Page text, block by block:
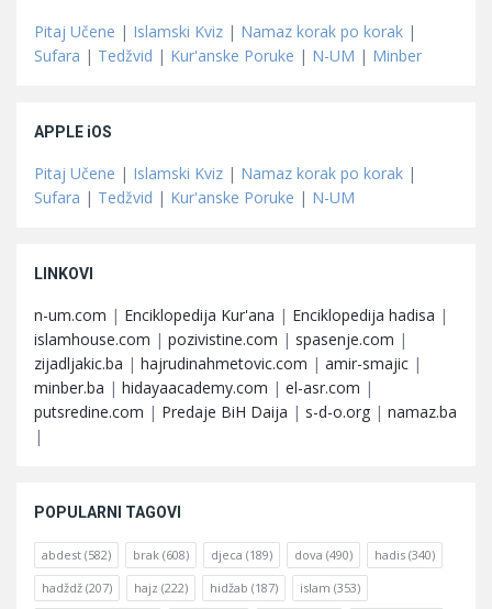
Pitaj Učene | Islamski Kviz | Namaz korak po korak |
Sufara | Tedžvid | Kur'anske Poruke | N-UM | Minber
APPLE iOS
Pitaj Učene | Islamski Kviz | Namaz korak po korak |
Sufara | Tedžvid | Kur'anske Poruke | N-UM
LINKOVI
n-um.com | Enciklopedija Kur'ana | Enciklopedija hadisa |
islamhouse.com | pozivistine.com | spasenje.com |
zijadljakic.ba | hajrudinahmetovic.com | amir-smajic |
minber.ba | hidayaacademy.com | el-asr.com |
putsredine.com | Predaje BiH Daija | s-d-o.org | namaz.ba
|
POPULARNI TAGOVI
abdest (582) brak (608) djeca (189) dova (490) hadis (340)
hadždž (207) hajz (222) hidžab (187) islam (353)